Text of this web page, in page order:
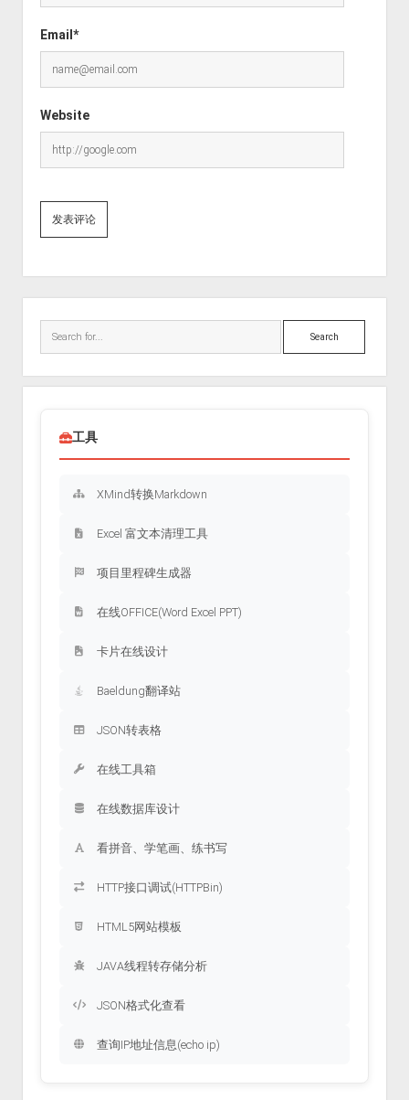
Email*
Website
Search
工具
XMind转换Markdown
Excel 富文本清理工具
项目里程碑生成器
在线OFFICE(Word Excel PPT)
卡片在线设计
Baeldung翻译站
JSON转表格
在线工具箱
在线数据库设计
看拼音、学笔画、练书写
HTTP接口调试(HTTPBin)
HTML5网站模板
JAVA线程转存储分析
JSON格式化查看
查询IP地址信息(echo ip)